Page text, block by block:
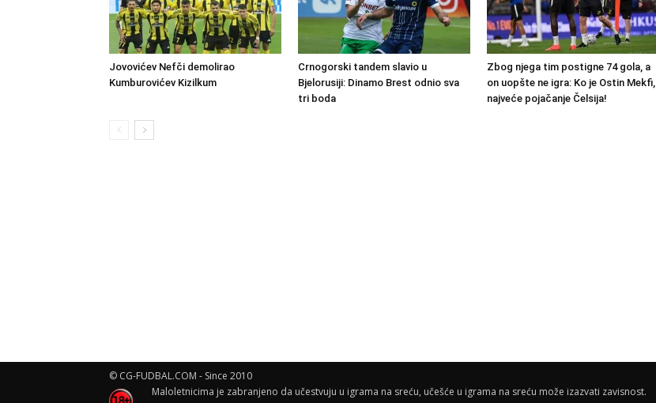
Jovovićev Nefči demolirao
Kumburovićev Kizilkum
Crnogorski tandem slavio u
Bjelorusiji: Dinamo Brest odnio sva
tri boda
Zbog njega tim postigne 74 gola, a
on uopšte ne igra: Ko je Ostin Mekfi,
najveće pojačanje Čelsija!
© CG-FUDBAL.COM - Since 2010
Maloletnicima je zabranjeno da učestvuju u igrama na sreću, učešće u igrama na sreću može izazvati zavisnost.